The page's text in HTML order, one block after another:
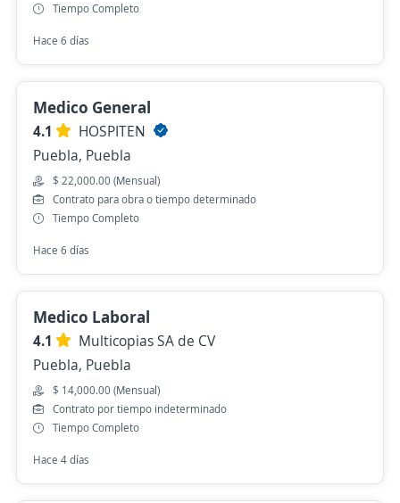
Tiempo Completo
Hace 6 días
Medico General
4.1
HOSPITEN
Puebla, Puebla
$ 22,000.00 (Mensual)
Contrato para obra o tiempo determinado
Tiempo Completo
Hace 6 días
Medico Laboral
4.1
Multicopias SA de CV
Puebla, Puebla
$ 14,000.00 (Mensual)
Contrato por tiempo indeterminado
Tiempo Completo
Hace 4 días